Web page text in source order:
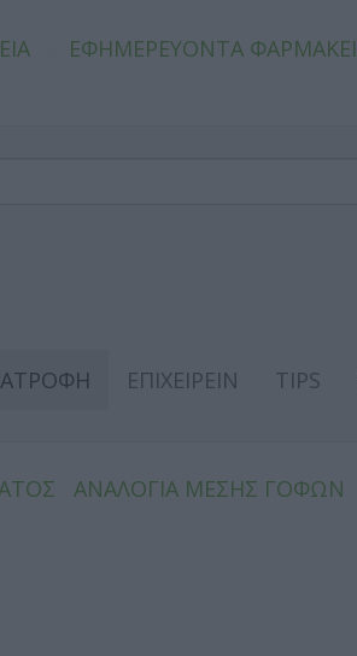
ΕΦΗΜΕΡΕΥΟΝΤΑ
ΕΠΙΧΕΙΡΕΙΝ TIPS
ΑΝΑΛΟΓΙΑ ΜΕΣΗΣ ΓΟΦΩΝ